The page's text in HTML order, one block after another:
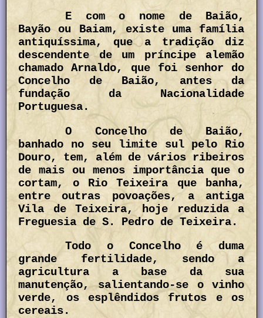
E com o nome de Baião,
Bayão ou Baiam, existe uma família
antiquíssima, que a tradição diz
descendente de um príncipe alemão
chamado Arnaldo, que foi senhor do
Concelho de Baião, antes da
fundação da Nacionalidade
Portuguesa.
O Concelho de Baião,
banhado no seu limite sul pelo Rio
Douro, tem, além de vários ribeiros
de mais ou menos importância que o
cortam, o Rio Teixeira que banha,
entre outras povoações, a antiga
Vila de Teixeira, hoje reduzida a
Freguesia de S. Pedro de Teixeira.
Todo o Concelho é duma
grande fertilidade, sendo a
agricultura a base da sua
manutenção, salientando-se o vinho
verde, os esplêndidos frutos e os
cereais.